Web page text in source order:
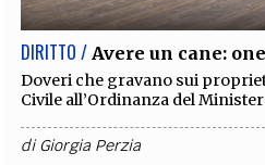
DIRITTO / Avere un cane:
Doveri che gravano sui
Civile all’Ordinanza del
diGiorgia Perzia